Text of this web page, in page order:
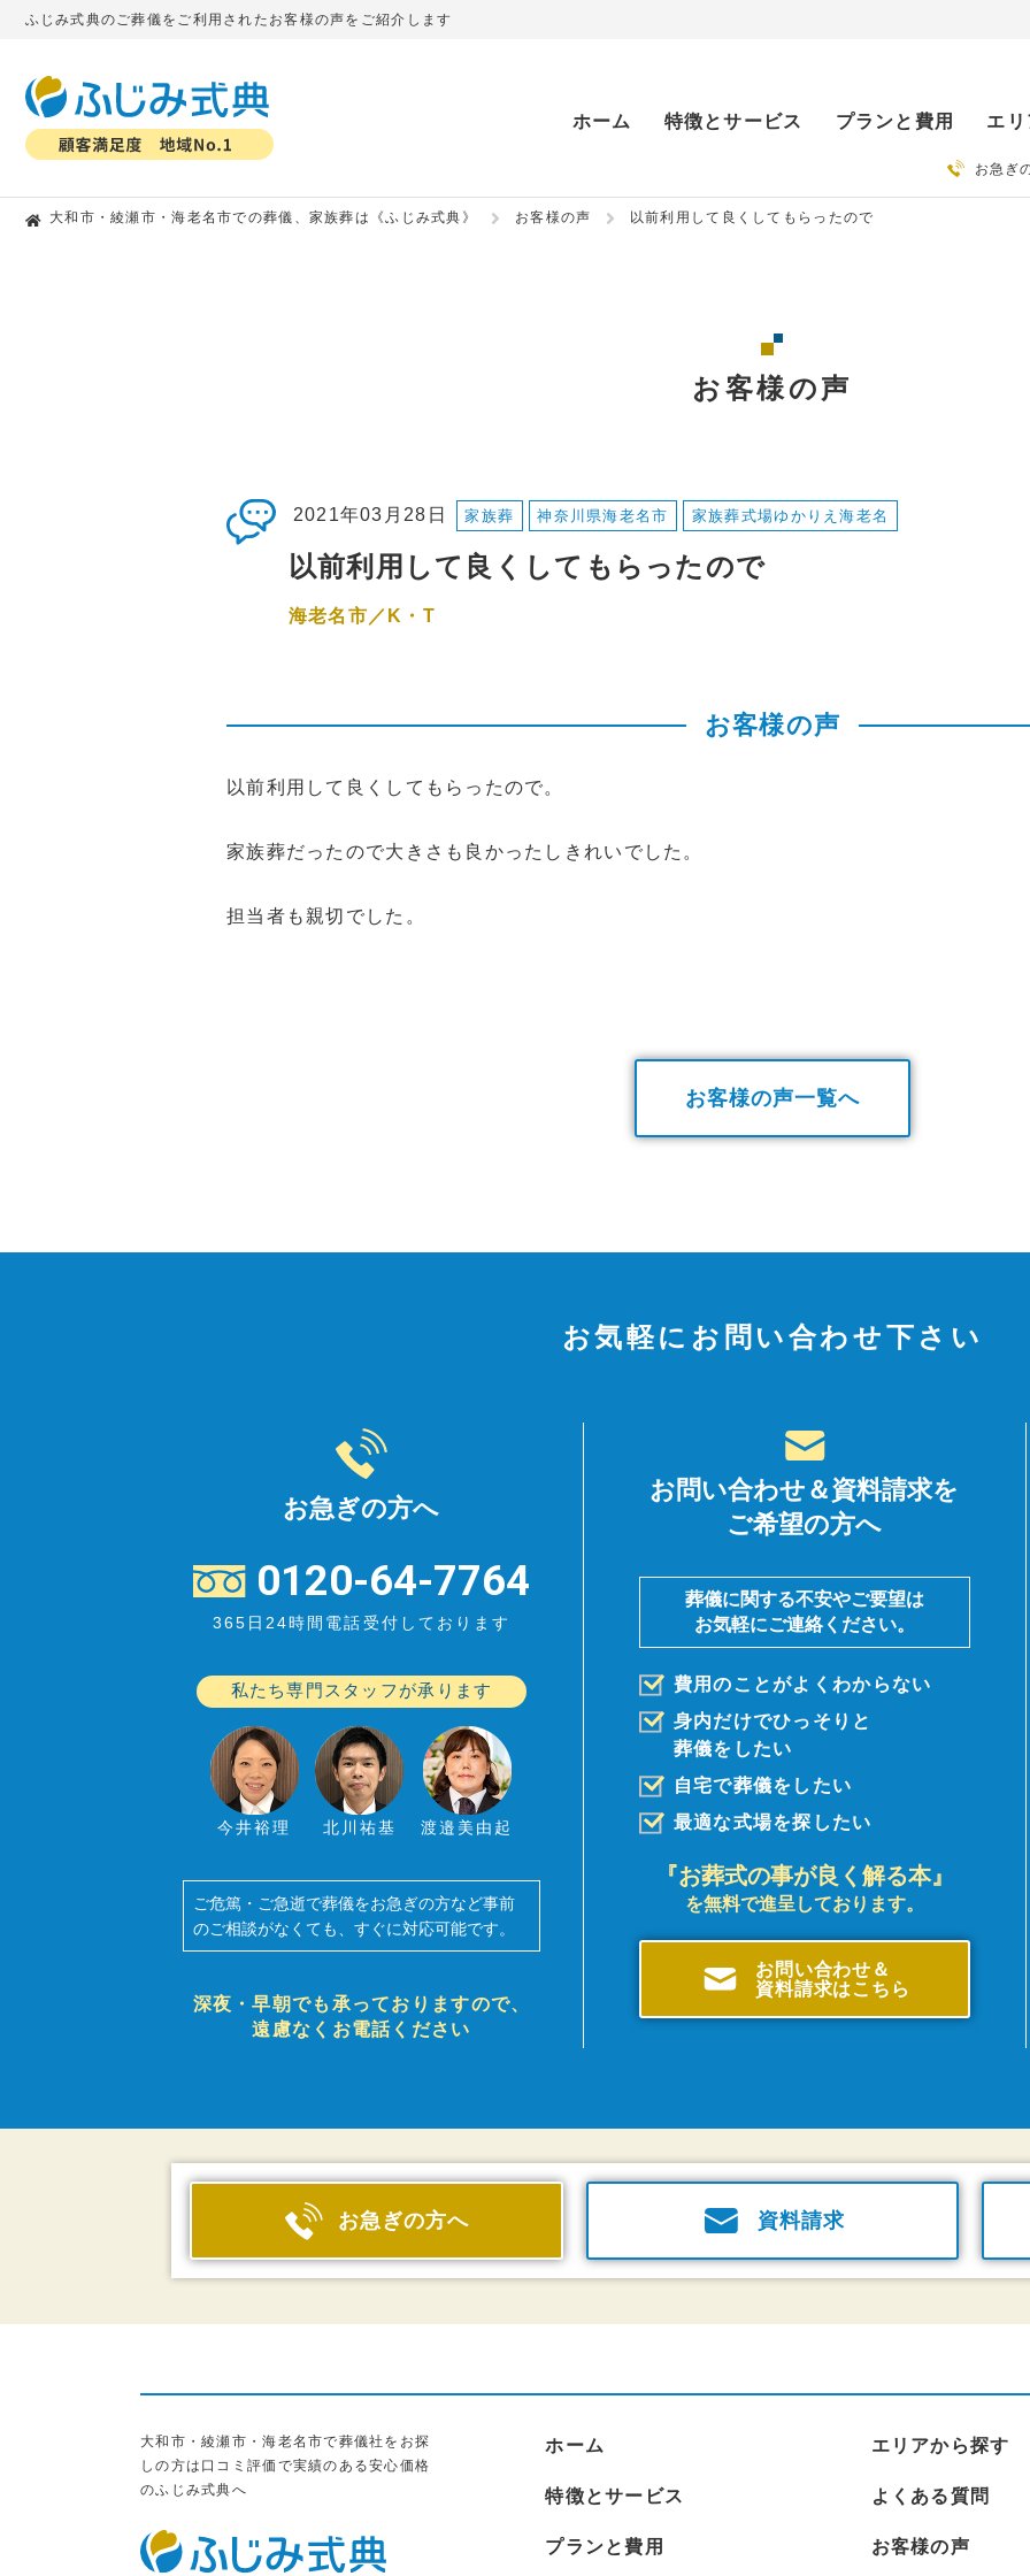
ふじみ式典のご葬儀をご利用されたお客様の声をご紹介します
ホーム 特徴とサービス プランと費用 エ
お急ぎ
大和市・綾瀬市・海老名市での葬儀、家族葬は《ふじみ式典》 お客様の声 以前利用して良くしてもらったので
お客様の声
2021年03月28日 家族葬 神奈川県海老名市 家族葬式場ゆかりえ海老名
以前利用して良くしてもらったので
海老名市／K・T
お客様の声
以前利用して良くしてもらったので。
家族葬だったので大きさも良かったしきれいでした。
担当者も親切でした。
お客様の声一覧へ
お気軽にお問い合わせ下さい
お急ぎの方へ
0120-64-7764
365日24時間電話受付しております
私たち専門スタッフが承ります
今井裕理 北川祐基 渡邉美由起
ご危篤・ご急逝で葬儀をお急ぎの方など事前
のご相談がなくても、すぐに対応可能です。
深夜・早朝でも承っておりますので、
遠慮なくお電話ください
お問い合わせ＆資料請求を
ご希望の方へ
葬儀に関する不安やご要望は
お気軽にご連絡ください。
費用のことがよくわからない
身内だけでひっそりと
葬儀を したい
自宅で葬儀をしたい
最適な式場を探したい
『お葬式の事が良く解る本』
を無料で進呈しております。
お問い合わせ＆
資料請求はこちら
お急ぎの方へ 資料請求
大和市・綾瀬市・海老名市で葬儀社をお探
しの方は口コミ評価で実績のある安心価格
のふじみ式典へ
ホーム
特徴とサービス
プランと費用
エリアから探す
よくある質問
お客様の声